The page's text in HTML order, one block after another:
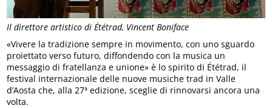
Il direttore artistico di Ététrad, Vincent Boniface
«Vivere la tradizione sempre in movimento, con uno sguardo
proiettato verso futuro, diffondendo con la musica un
messaggio di fratellanza e unione» è lo spirito di Ététrad, il
festival internazionale delle nuove musiche trad in Valle
d’Aosta che, alla 27ª edizione, sceglie di rinnovarsi ancora una
volta.